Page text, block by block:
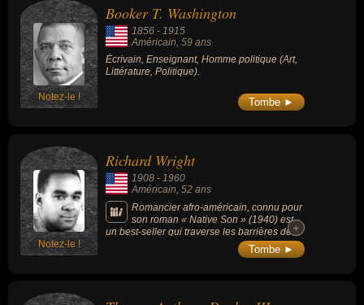
Notez-le !
Booker T. Washington
1856 - 1915
Américain, 59 ans
Écrivain, Enseignant, Homme politique (Art,
Littérature, Politique).
Tombe ►
Notez-le !
Richard Wright
1908 - 1960
Américain , 52 ans
Romancier afro-américain, connu pour
son roman « Native Son » (1940) est
un best-seller qui traverse les barrières des
préjugés racistes de son temps, Orson
Welles en fera une adaptation pour le théâtre
+
+
Tombe ►